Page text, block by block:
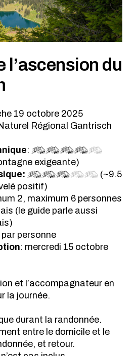
l’ascension du
19 octobre 2025
Régional Gantrisch
:
exigeante)
(~9.5
positif)
2, maximum 6 personnes
(le guide parle aussi
personne
: mercredi 15 octobre
et l’accompagnateur en
la journée.
durant la randonnée.
entre le domicile et le
et retour.